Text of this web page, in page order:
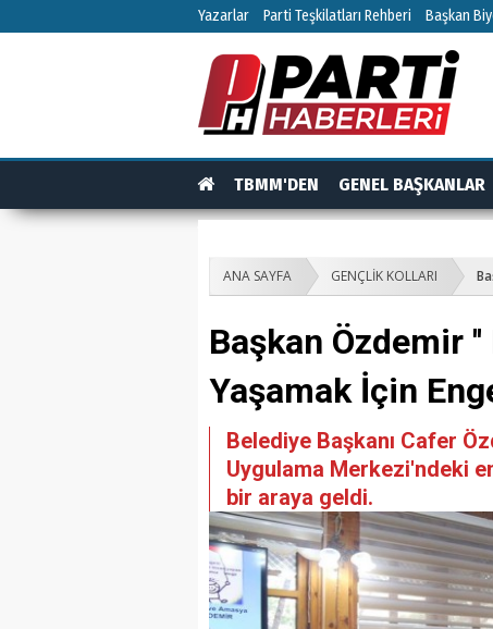
Yazarlar Parti Teşkilatları Rehberi Başkan
TBMM'DEN GENEL BAŞKANLAR
ANA SAYFA GENÇLİK KOLLARI
Başkan Özdemir
Yaşamak İçin
Belediye Başkanı Cafer
Uygulama Merkezi'ndeki
bir araya geldi.